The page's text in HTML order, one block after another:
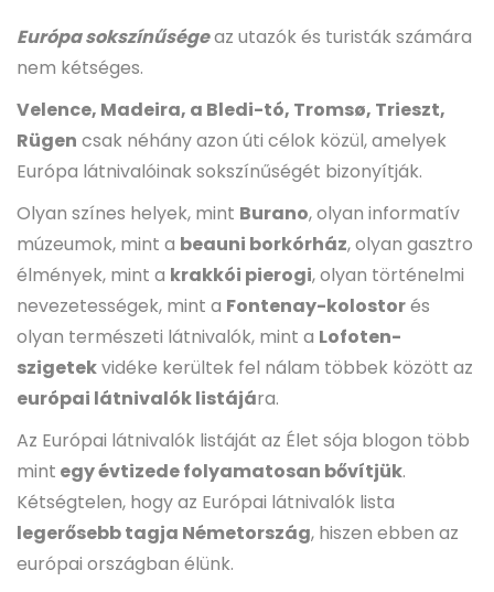
Európa sokszínűségeaz utazók és turisták számára
nem kétséges.
Velence, Madeira, a Bledi-tó, Tromsø, Trieszt,
Rügen csak néhány azon úti célok közül, amelyek
Európa látnivalóinak sokszínűségét bizonyítják.
Olyan színes helyek, mint Burano, olyan informatív
múzeumok, mint a beauni borkórház, olyan gasztro
élmények, mint a krakkói pierogi, olyan történelmi
nevezetességek, mint a Fontenay-kolostorés
olyan természeti látnivalók, mint a Lofoten-
szigetekvidéke kerültek fel nálam többek között az
európai látnivalók listájára.
Az Európai látnivalók listáját az Élet sója blogon több
mint egy évtizede folyamatosan bővítjük.
Kétségtelen, hogy az Európai látnivalók lista
legerősebb tagja Németország, hiszen ebben az
európai országban élünk.